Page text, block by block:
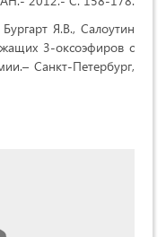
Я.В., Салоутин
3-оксоэфиров с
Санкт-Петербург,